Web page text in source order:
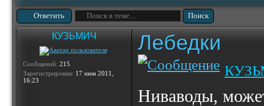
Ответить
КУЗЬМИЧ
Сообщений: 215
Зарегистрирован: 17 июн 2011,
16:23
Лебедки
Ниваводы,